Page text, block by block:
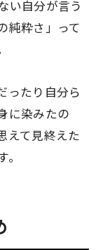
い自分が言う
純粋さ」って
ったり自分ら
に染みたの
えて見終えた